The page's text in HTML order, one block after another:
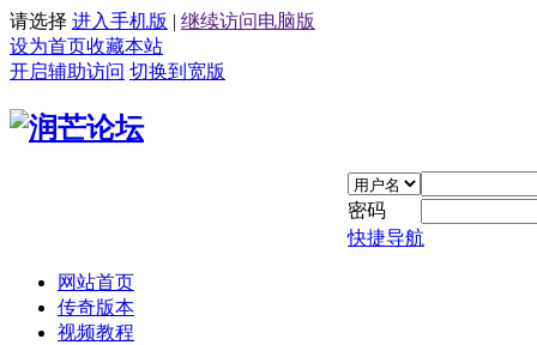
请选择 进入手机版 | 继续访问电脑版
设为首页收藏本站
开启辅助访问 切换到宽版
密码
快捷导航
网站首页
传奇版本
视频教程